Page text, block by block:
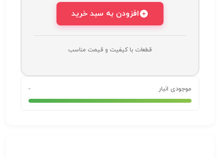
افزودن به سبد خرید
قطعات با کیفیت و قیمت مناسب
موجودی انبار -